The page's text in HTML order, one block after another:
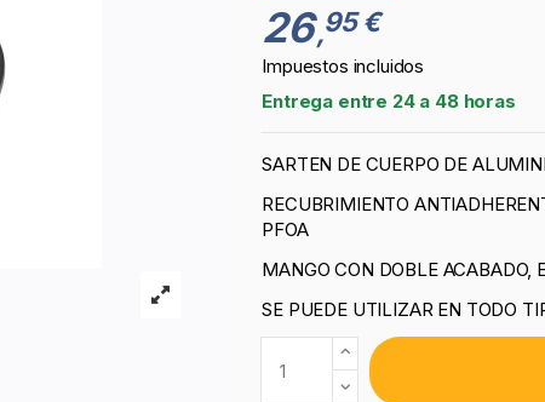
26,95 €
Impuestos incluidos
Entrega entre 24 a 48 horas
SARTEN DE CUERPO DE
RECUBRIMIENTO
PFOA
MANGO CON DOBLE ACABADO,
SE PUEDE UTILIZAR EN TODO